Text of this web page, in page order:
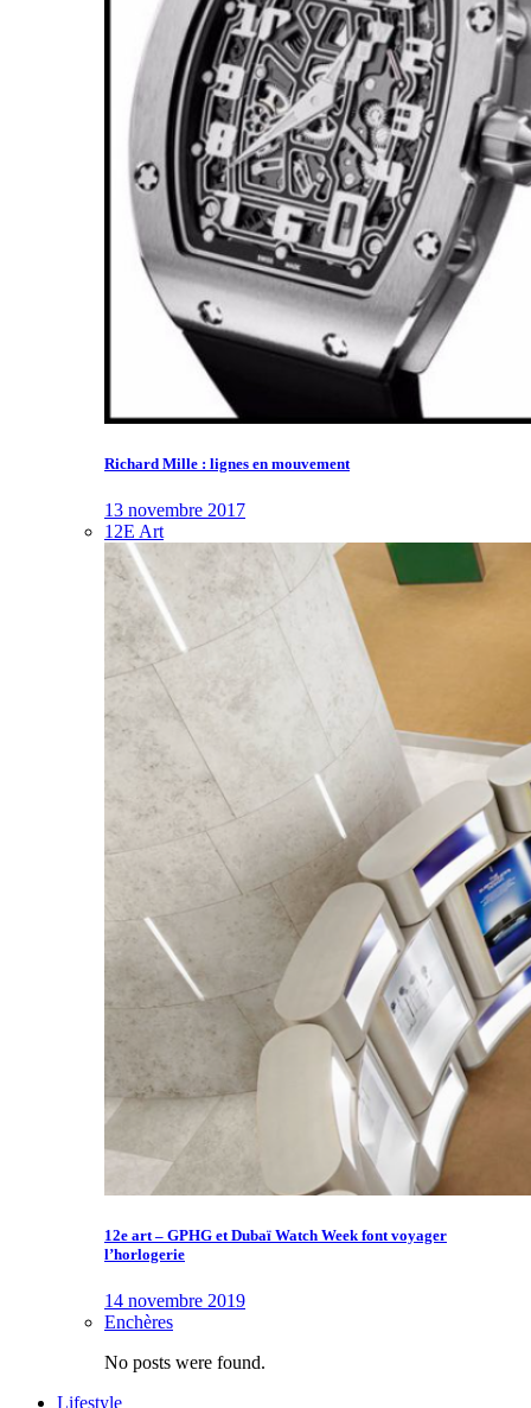
Richard Mille : lignes en mouvement
13 novembre 2017
12E Art
12e art – GPHG et Dubaï Watch Week font voyager
l’horlogerie
14 novembre 2019
Enchères
No posts were found.
Lifestyle